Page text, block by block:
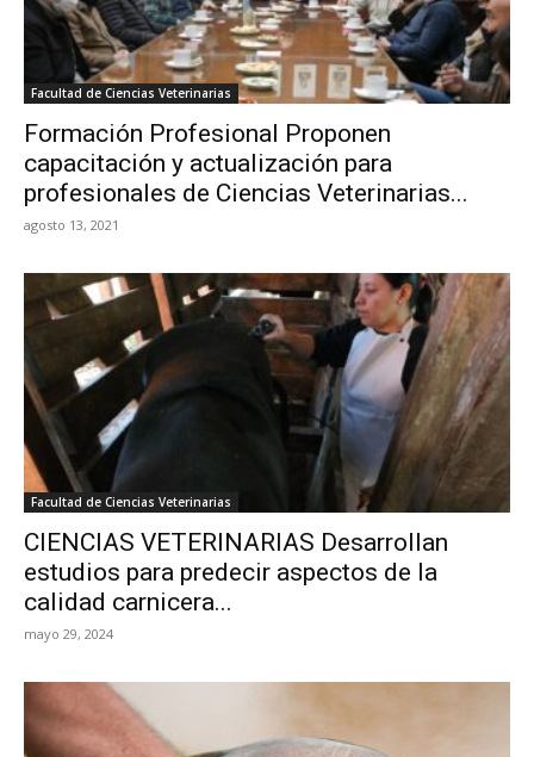
Facultad de Ciencias Veterinarias
Formación Profesional Proponen
capacitación y actualización para
profesionales de Ciencias Veterinarias...
agosto 13, 2021
Facultad de Ciencias Veterinarias
CIENCIAS VETERINARIAS Desarrollan
estudios para predecir aspectos de la
calidad carnicera...
mayo 29, 2024